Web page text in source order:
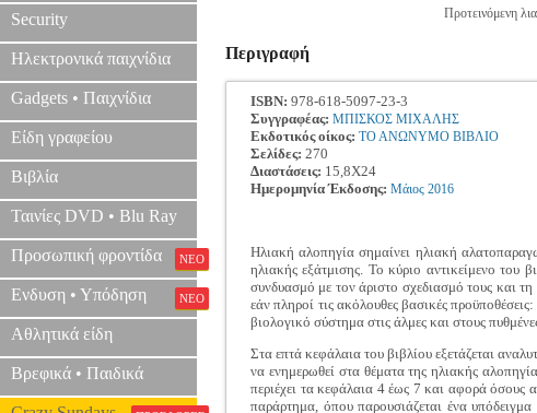
Security
Ηλεκτρονικά παιχνίδια
Gadgets • Παιχνίδια
Είδη γραφείου
Βιβλία
Ταινίες DVD • Blu Ray
Προσωπική φροντίδα ΝΕΟ
Ενδυση • Υπόδηση ΝΕΟ
Αθλητικά είδη
Βρεφικά • Παιδικά
Προτεινόμενη
Περιγραφή
ISBN: 978-618-5097-23-3
Συγγραφέας: ΜΠΙΣΚΟΣ ΜΙΧΑΛΗΣ
Εκδοτικός οίκος: ΤΟ ΑΝΩΝΥΜΟ ΒΙΒΛΙΟ
Σελίδες: 270
Διαστάσεις: 15,8Χ24
Ημερομηνία Έκδοσης: Μάιος 2016
Ηλιακή αλοπηγία σημαίνει ηλιακή
ηλιακής εξάτμισης. Το κύριο αντικείμενο του
συνδυασμό με τον άριστο σχεδιασμό τους και
εάν πληροί τις ακόλουθες βασικές
βιολογικό σύστημα στις άλμες και στους
Στα επτά κεφάλαια του βιβλίου εξετάζεται
να ενημερωθεί στα θέματα της ηλιακής
περιέχει τα κεφάλαια 4 έως 7 και αφορά όσους
παράρτημα, όπου παρουσιάζεται ένα